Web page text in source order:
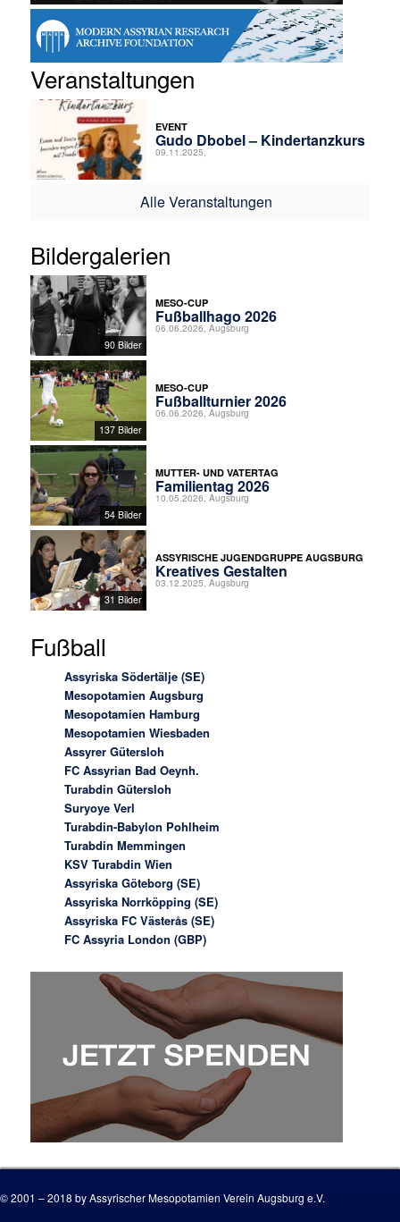
Veranstaltungen
EVENT
Gudo Dbobel – Kindertanzkurs
09.11.2025,
Alle Veranstaltungen
Bildergalerien
90 Bilder
MESO-CUP
Fußballhago 2026
06.06.2026, Augsburg
137 Bilder
MESO-CUP
Fußballturnier 2026
06.06.2026, Augsburg
54 Bilder
MUTTER- UND VATERTAG
Familientag 2026
10.05.2026, Augsburg
31 Bilder
ASSYRISCHE JUGENDGRUPPE AUGSBURG
Kreatives Gestalten
03.12.2025, Augsburg
Fußball
Assyriska Södertälje (SE)
Mesopotamien Augsburg
Mesopotamien Hamburg
Mesopotamien Wiesbaden
Assyrer Gütersloh
FC Assyrian Bad Oeynh.
Turabdin Gütersloh
Suryoye Verl
Turabdin-Babylon Pohlheim
Turabdin Memmingen
KSV Turabdin Wien
Assyriska Göteborg (SE)
Assyriska Norrköpping (SE)
Assyriska FC Västerås (SE)
FC Assyria London (GBP)
© 2001 – 2018 by Assyrischer Mesopotamien Verein Augsburg e.V.